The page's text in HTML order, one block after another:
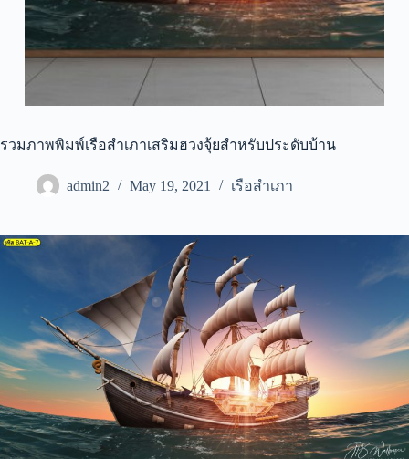
รวมภาพพิมพ์เรือสำเภาเสริมฮวงจุ้ยสำหรับประดับบ้าน
admin2 May 19, 2021 เรือสำเภา